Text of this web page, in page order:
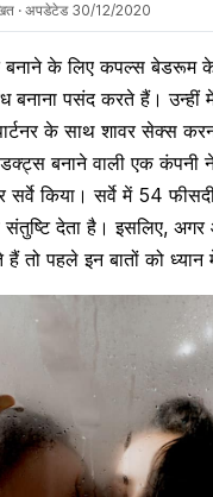
· अपडेटेड 30/12/2020
के लिए कपल्स बेडरूम
बनाना पसंद करते हैं। उन्हीं
के साथ शावर सेक्स
बनाने वाली एक कंपनी
किया। सर्वे में 54
संतुष्टि देता है। इसलिए,
तो पहले इन बातों को ध्यान